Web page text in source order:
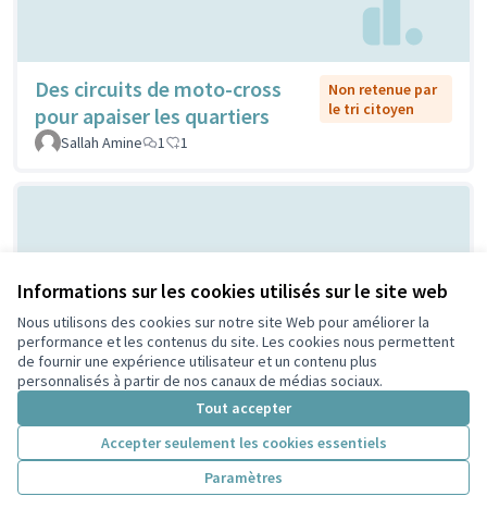
Informations sur les cookies utilisés sur le site web
Nous utilisons des cookies sur notre site Web pour améliorer la
performance et les contenus du site. Les cookies nous permettent
de fournir une expérience utilisateur et un contenu plus
personnalisés à partir de nos canaux de médias sociaux.
Tout accepter
Accepter seulement les cookies essentiels
Paramètres
Des circuits de moto-cross
pour apaiser les quartiers
Non retenue par
le tri citoyen
Sallah Amine
1 1
Encourager la presence de ruches
d'abeille / financer la
vegetalisation de toit d'immeuble
Non
citoyen
Labo
4 9